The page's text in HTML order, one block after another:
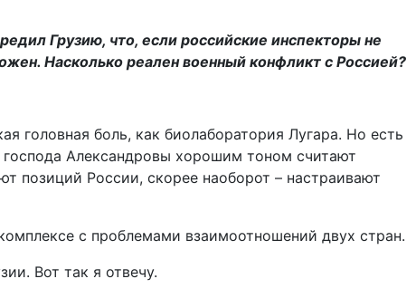
Грузию, что, если российские инспекторы не
Насколько реален военный конфликт с Россией?
головная боль, как биолаборатория Лугара. Но есть
Александровы хорошим тоном считают
позиций России, скорее наоборот – настраивают
с проблемами взаимоотношений двух стран.
Вот так я отвечу.